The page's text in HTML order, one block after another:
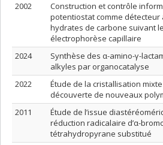
2002
Construction et contrôle
potentiostat comme
hydrates de carbone suivant
électrophorèse capillaire
2024
Synthèse des α-amino-γ-
alkyles par organocatalyse
2022
Étude de la cristallisation
découverte de nouveaux
2011
Étude de l’issue
réduction radicalaire d’α-
tétrahydropyrane substitué